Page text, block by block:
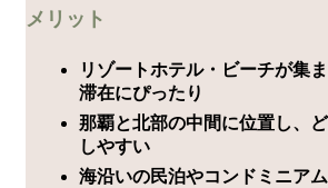
メリット
リゾートホテル・ビーチが集
滞在にぴったり
那覇と北部の中間に位置し、
しやすい
海沿いの民泊やコンドミニア